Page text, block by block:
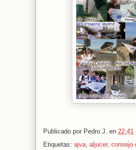
Publicado por Pedro J. en 22:41
Etiquetas: ajva, aljucer, consejo